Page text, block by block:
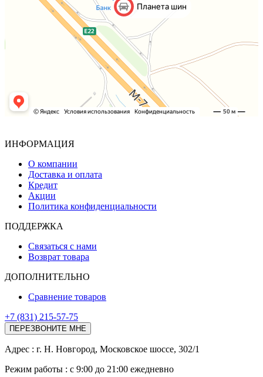
ИНФОРМАЦИЯ
О компании
Доставка и оплата
Кредит
Акции
Политика конфиденциальности
ПОДДЕРЖКА
Связаться с нами
Возврат товара
ДОПОЛНИТЕЛЬНО
Сравнение товаров
+7 (831) 215-57-75
ПЕРЕЗВОНИТЕ МНЕ
Адреc : г. Н. Новгород, Московское шоссе, 302/1
Режим работы : с 9:00 до 21:00 ежедневно